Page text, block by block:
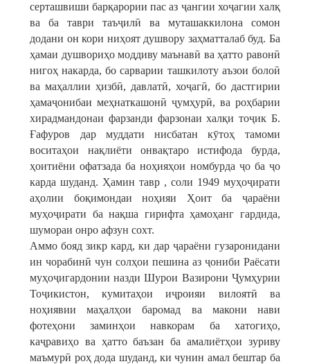
серташвиши барқарории пас аз ҷангии хоҷагии халқ
ва ба таври таъҷилӣ ва муташаккилона сомон
додани он кори ниҳоят душвору заҳматталаб буд. Ба
ҳамаи душвориҳо моддиву маънавӣ ва ҳатто равонӣ
нигоҳ накарда, бо сарварии ташкилоту аъзои болоӣ
ва маҳаллии ҳизбӣ, давлатӣ, хоҷагӣ, бо дастгирии
ҳамаҷонибаи меҳнаткашонӣ ҷумҳурӣ, ва роҳбарии
хирадмандонаи фарзанди фарзонаи халқи тоҷик Б.
Ғафуров дар муддати нисбатан кӯтоҳ тамоми
воситаҳои нақлиёти онвақтаро истифода бурда,
ҳоитиёни офатзада ба ноҳияҳои номбурда ҷо ба ҷо
карда шуданд. Ҳамин тавр , соли 1949 муҳоҷирати
аҳолии боқимондаи ноҳияи Ҳоит ба ҷараёни
муҳоҷирати ба нақша гирифта ҳамоҳанг гардида,
шумораи онро афзун сохт.
Аммо бояд зикр кард, ки дар ҷараёни гузаронидани
ин чорабинӣ чун солҳои пешина аз ҷониби Раёсати
муҳоҷигардонии назди Шурои Вазирони Ҷумҳурии
Тоҷикистон, кумитаҳои иҷроияи вилоятӣ ва
ноҳиявии маҳалҳои баромад ва макони нави
фотеҳони заминҳои навкорам ба хатогиҳо,
каҷравиҳо ва ҳатто баъзан ба амалиётҳои зуриву
маъмурӣ роҳ дода шуданд, ки чунин амал бештар ба